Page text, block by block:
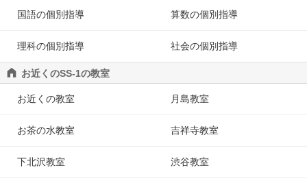
国語の個別指導 算数の個別指導
理科の個別指導 社会の個別指導
お近くのSS-1の教室
お近くの教室 月島教室
お茶の水教室 吉祥寺教室
下北沢教室 渋谷教室